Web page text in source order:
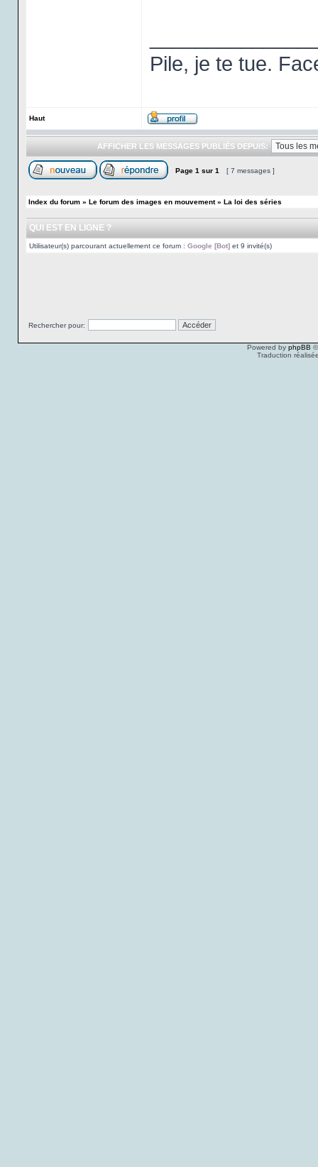
Pile, je te tue.
Haut
AFFICHER LES MESSAGES PUBLIÉS DEPUIS:
Page 1 sur 1 [ 7 messages ]
Index du forum » Le forum des images en mouvement» La loi des séries
QUI EST EN LIGNE ?
Utilisateur(s) parcourant actuellement ce forum : Google [Bot] et 9 invité(s)
Rechercher pour:
Powered by phpBB
Traduction